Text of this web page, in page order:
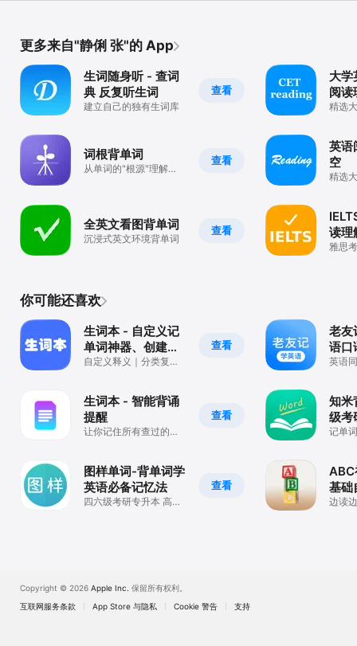
更多来自"静俐 张"的 App
查看
生词随身听 - 查词
典 反复听生词
建立自己的独有生词库
查看
词根背单词
从单词的"根源"理解词
查看
全英文看图背单词
沉浸式英文环境背单词
大学
阅读
精选
英语
空
精选
读理
雅思
你可能还喜欢
查看
生词本 - 自定义记
单词神器、创建专
属单词卡
自定义释义｜分类复习
查看
生词本 - 智能背诵
提醒
让你记住所有查过的单
查看
图样单词-背单词学
英语必备记忆法
四六级考研专升本 高效
老友
语口
门
英语
知米
级考
习软
记单
基础
和音
边读
Copyright © 2026 Apple Inc. 保留所有权利。
互联网服务条款
App Store 与隐私 Cookie 警告 支持